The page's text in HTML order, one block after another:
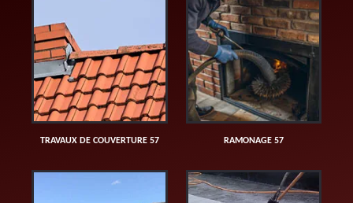
TRAVAUX DE COUVERTURE 57 RAMONAGE 57